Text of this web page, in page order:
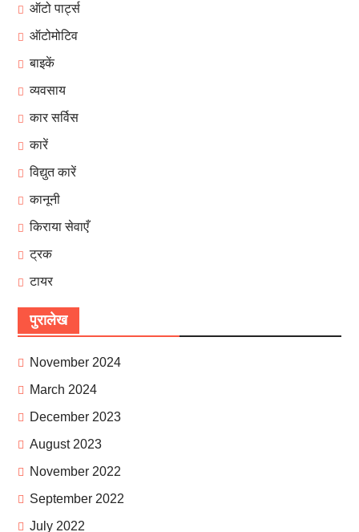
ऑटो पार्ट्स
ऑटोमोटिव
बाइकें
व्यवसाय
कार सर्विस
कारें
विद्युत कारें
कानूनी
किराया सेवाएँ
ट्रक
टायर
पुरालेख
November 2024
March 2024
December 2023
August 2023
November 2022
September 2022
July 2022